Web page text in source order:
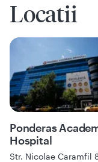
Locatii
Ponderas
Hospital
Str. Nicolae Caramfil